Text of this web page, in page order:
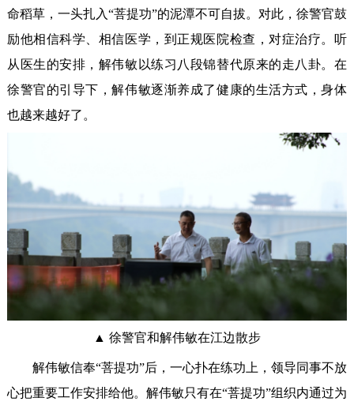
命稻草，一头扎入“菩提功”的泥潭不可自拔。对此，徐警官鼓
励他相信科学、相信医学，到正规医院检查，对症治疗。听
从医生的安排，解伟敏以练习八段锦替代原来的走八卦。在
徐警官的引导下，解伟敏逐渐养成了健康的生活方式，身体
也越来越好了。
▲ 徐警官和解伟敏在江边散步
解伟敏信奉“菩提功”后，一心扑在练功上，领导同事不放
心把重要工作安排给他。解伟敏只有在“菩提功”组织内通过为